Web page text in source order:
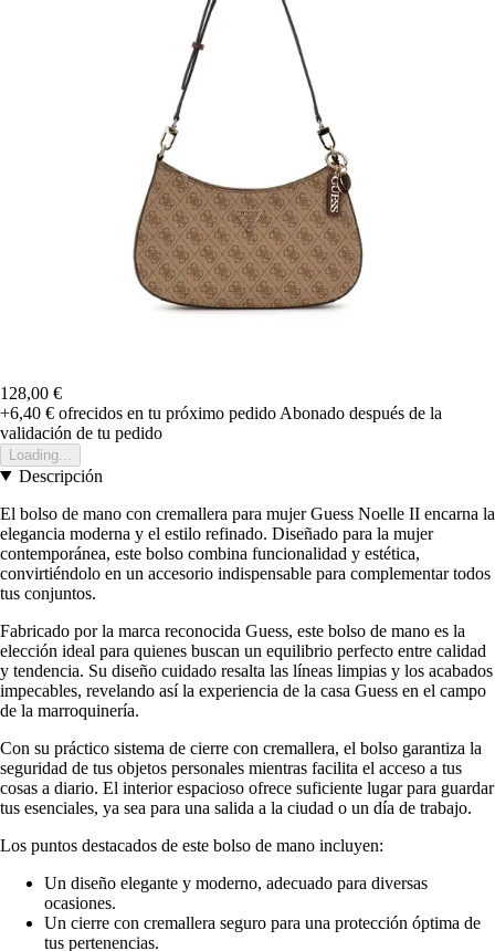
128,00 €
+6,40 € ofrecidos en tu próximo pedido Abonado después de la
validación de tu pedido
Loading...
Descripción
El bolso de mano con cremallera para mujer Guess Noelle II encarna la
elegancia moderna y el estilo refinado. Diseñado para la mujer
contemporánea, este bolso combina funcionalidad y estética,
convirtiéndolo en un accesorio indispensable para complementar todos
tus conjuntos.
Fabricado por la marca reconocida Guess, este bolso de mano es la
elección ideal para quienes buscan un equilibrio perfecto entre calidad
y tendencia. Su diseño cuidado resalta las líneas limpias y los acabados
impecables, revelando así la experiencia de la casa Guess en el campo
de la marroquinería.
Con su práctico sistema de cierre con cremallera, el bolso garantiza la
seguridad de tus objetos personales mientras facilita el acceso a tus
cosas a diario. El interior espacioso ofrece suficiente lugar para guardar
tus esenciales, ya sea para una salida a la ciudad o un día de trabajo.
Los puntos destacados de este bolso de mano incluyen:
Un diseño elegante y moderno, adecuado para diversas
ocasiones.
Un cierre con cremallera seguro para una protección óptima de
tus pertenencias.